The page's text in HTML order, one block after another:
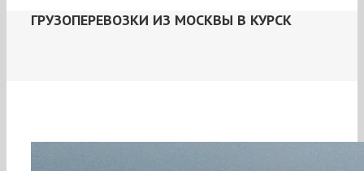
ГРУЗОПЕРЕВОЗКИ ИЗ МОСКВЫ В КУРСК